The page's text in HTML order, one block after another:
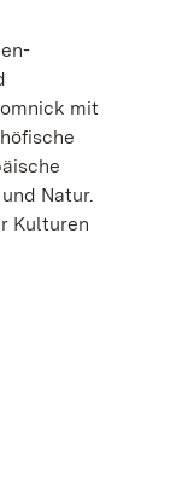
mit
Natur.
Kulturen